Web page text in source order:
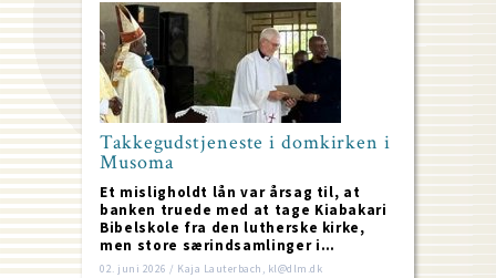
Takkegudstjeneste i domkirken i
Musoma
Et misligholdt lån var årsag til, at
banken truede med at tage Kiabakari
Bibelskole fra den lutherske kirke,
men store særindsamlinger i…
02. juni 2026 / Kaja Lauterbach, kl@dlm.dk